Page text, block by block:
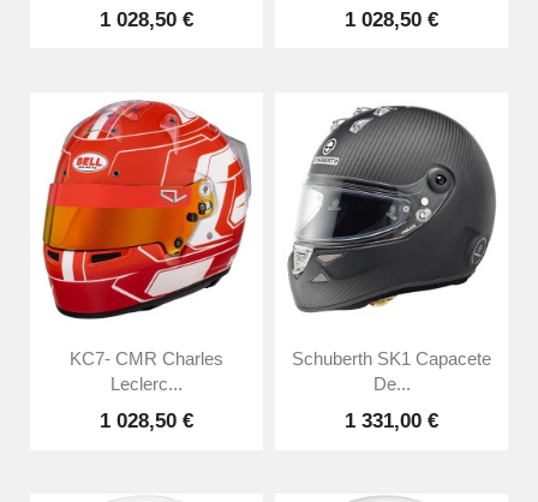
1 028,50 € 1 028,50 €
KC7- CMR Charles
Leclerc...
1 028,50 €
Schuberth SK1 Capacete
De...
1 331,00 €